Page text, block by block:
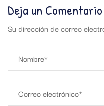
Deja un Comentario
Su dirección de correo